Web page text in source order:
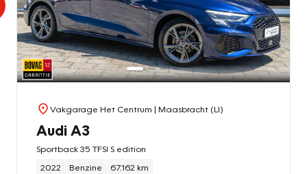
Vakgarage Het Centrum | Maasbracht (LI)
Audi A3
Sportback 35 TFSI S edition
2022
Benzine 67.162 km